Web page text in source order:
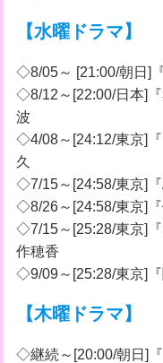
【水曜ドラマ】
◇8/05～ [21:00/朝日]
◇8/12～[22:00/日本]
波
◇4/08～[24:12/東京]
久
◇7/15～[24:58/東京]
◇8/26～[24:58/東京]
◇7/15～[25:28/東京]
作穂香
◇9/09～[25:28/東京]
【木曜ドラマ】
◇継続～[20:00/朝日]